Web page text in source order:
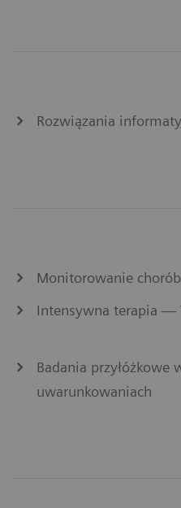
Rozwiązania
Monitorowanie
Intensywna terapia —
Badania przyłóżkowe
uwarunkowaniach